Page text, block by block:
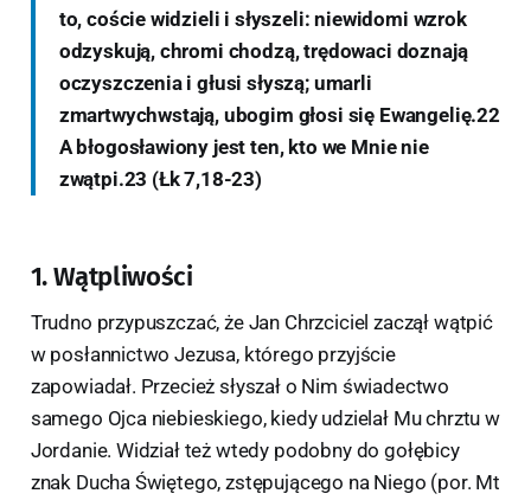
to, coście widzieli i słyszeli: niewidomi wzrok
odzyskują, chromi chodzą, trędowaci doznają
oczyszczenia i głusi słyszą; umarli
zmartwychwstają, ubogim głosi się Ewangelię.22
A błogosławiony jest ten, kto we Mnie nie
zwątpi.23 (Łk 7,18-23)
1. Wątpliwości
Trudno przypuszczać, że Jan Chrzciciel zaczął wątpić
w posłannictwo Jezusa, którego przyjście
zapowiadał. Przecież słyszał o Nim świadectwo
samego Ojca niebieskiego, kiedy udzielał Mu chrztu w
Jordanie. Widział też wtedy podobny do gołębicy
znak Ducha Świętego, zstępującego na Niego (por. Mt